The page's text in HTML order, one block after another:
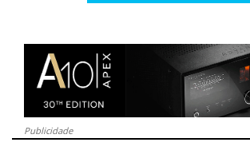
FLACs, com resoluções até 192kHz.
melhor notícia: o módulo plug-invai
Setembro e será
para todos os
de D-Premiers registados.
Publicidade